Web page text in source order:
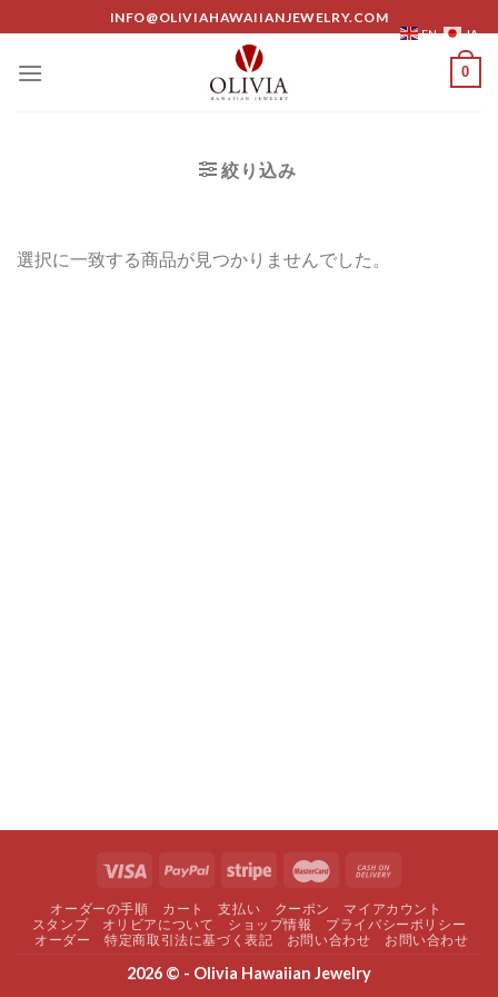
content
INFO@OLIVIAHAWAIIANJEWELRY.COM
0
絞り込み
選択に一致する商品が見つかりませんでした。
オーダーの手順 カート 支払い クーポン
マイアカウント
スタンプ
オリビアについて ショップ情報
プライバシーポリシー
オーダー
特定商取引法に基づく表記 お問い合わせ お問い合わせ
2026 © - Olivia Hawaiian Jewelry
EN JA